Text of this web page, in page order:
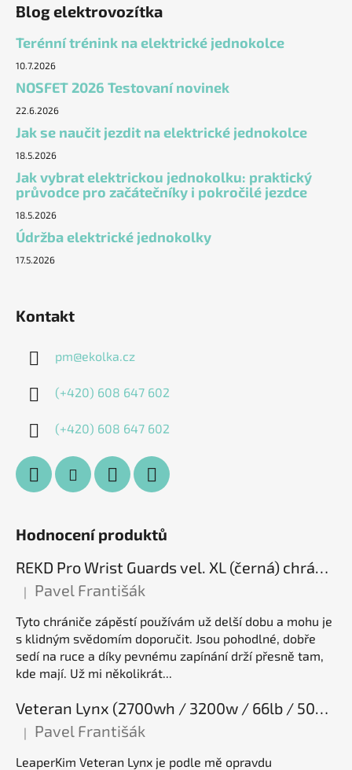
Blog elektrovozítka
Terénní trénink na elektrické jednokolce
10.7.2026
NOSFET 2026 Testovaní novinek
22.6.2026
Jak se naučit jezdit na elektrické jednokolce
18.5.2026
Jak vybrat elektrickou jednokolku: praktický
průvodce pro začátečníky i pokročilé jezdce
18.5.2026
Údržba elektrické jednokolky
17.5.2026
Kontakt
pm@ekolka.cz
(+420) 608 647 602
(+420) 608 647 602
Hodnocení produktů
REKD Pro Wrist Guards vel. XL (černá) chrániče zápěstí
Hodnocení produktu je 5 z 5 hvězdiček.
| Pavel Františák
Tyto chrániče zápěstí používám už delší dobu a mohu je
s klidným svědomím doporučit. Jsou pohodlné, dobře
sedí na ruce a díky pevnému zapínání drží přesně tam,
kde mají. Už mi několikrát...
Veteran Lynx (2700wh / 3200w / 66lb / 50E), elektrická jednokolka
Hodnocení produktu je 5 z 5 hvězdiček.
| Pavel Františák
LeaperKim Veteran Lynx je podle mě opravdu